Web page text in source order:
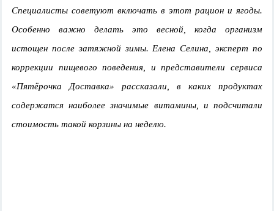
Специалисты советуют включать в этот рацион и ягоды.
Особенно важно делать это весной, когда организм
истощен после затяжной зимы. Елена Селина, эксперт по
коррекции пищевого поведения, и представители сервиса
«Пятёрочка Доставка» рассказали, в каких продуктах
содержатся наиболее значимые витамины, и подсчитали
стоимость такой корзины на неделю.